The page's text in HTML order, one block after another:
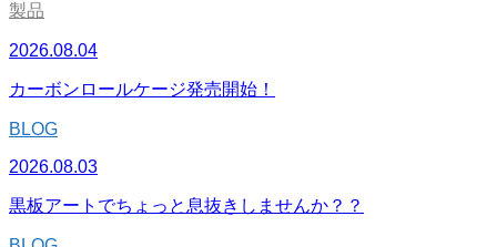
製品
2026.08.04
カーボンロールケージ発売開始！
BLOG
2026.08.03
黒板アートでちょっと息抜きしませんか？？